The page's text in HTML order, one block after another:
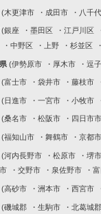
木更津市 成田市 八千
銀座 墨田区 江戸川区
中野区 上野 杉並区
伊勢原市 厚木市 逗
富士市 袋井市 藤枝市
日進市 一宮市 小牧市
桑名市 松阪市 四日市市
福知山市 舞鶴市 京都市
河内長野市 松原市 堺市
交野市 泉佐野市
高砂市 洲本市 西宮市
磯城郡 生駒市 北葛城郡